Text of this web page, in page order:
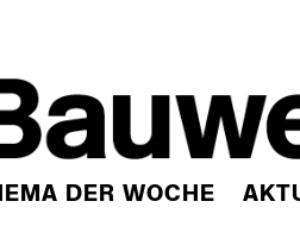
DER WOCHE